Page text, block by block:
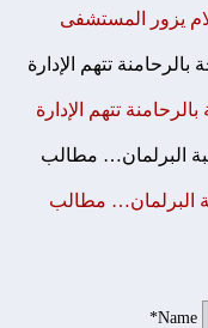
يزور المستشفى
تتهم الإدارة
البرلمان… مطالب
Name*